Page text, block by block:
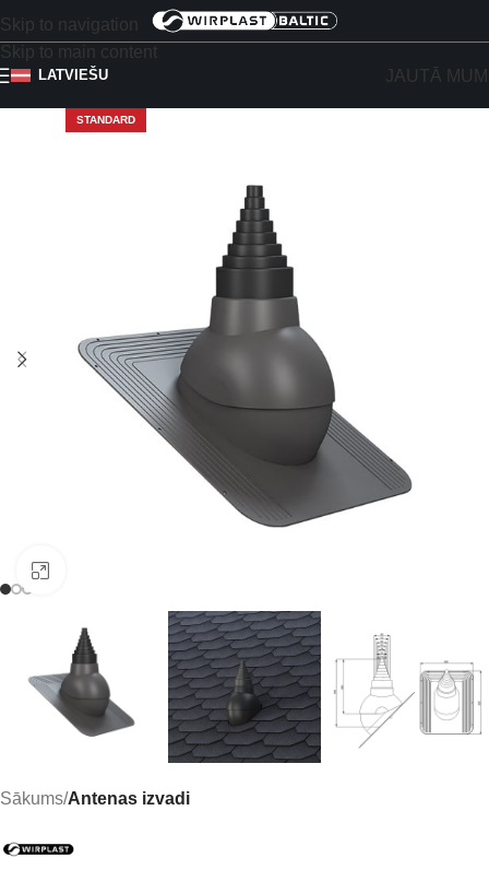
Skip to navigation
Skip to main content
LATVIEŠU JAUTĀ
STANDARD
Sākums Antenas izvadi